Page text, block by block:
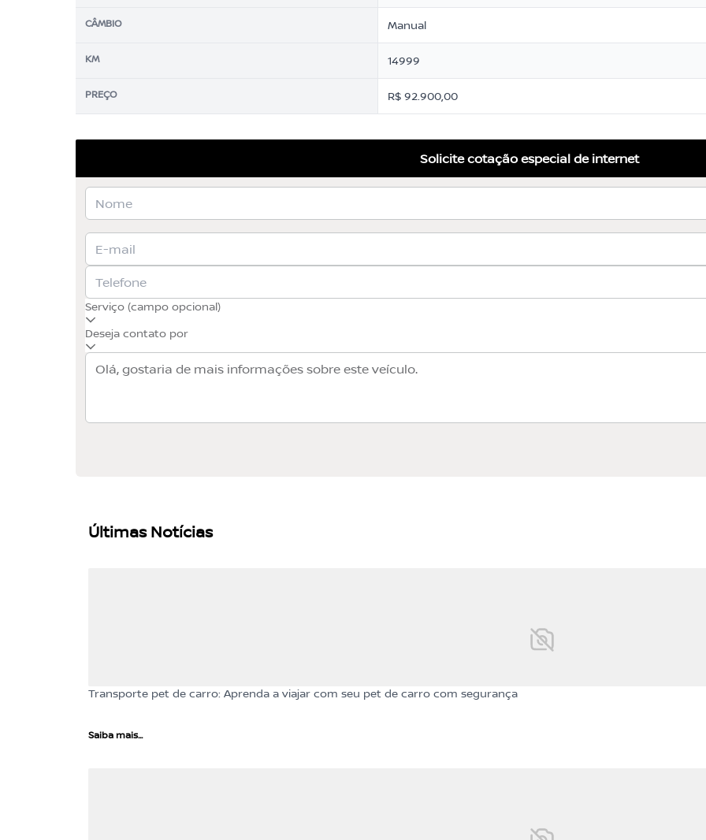
CÂMBIO Manual
KM 14999
PREÇO R$ 92.900,00
Solicite cotação especial de internet
Serviço (campo opcional)
Deseja contato por
Últimas Notícias
Transporte pet de carro: Aprenda a viajar com seu pet de carro com segurança
Saiba mais...